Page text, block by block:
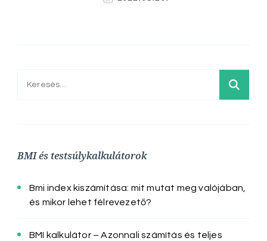
Keresés:
BMI és testsúlykalkulátorok
Bmi index kiszámítása: mit mutat meg valójában,
és mikor lehet félrevezető?
BMI kalkulátor – Azonnali számítás és teljes